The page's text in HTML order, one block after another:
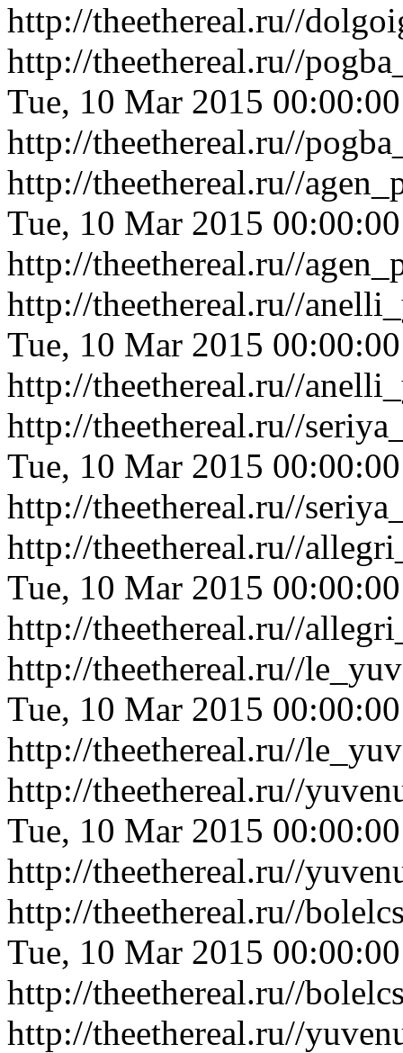
http://theethereal.ru//
http://theethereal.ru//
Tue, 10 Mar 2015
http://theethereal.ru//
http://theethereal.ru//
Tue, 10 Mar 2015
http://theethereal.ru//
http://theethereal.ru//
Tue, 10 Mar 2015
http://theethereal.ru//
http://theethereal.ru//
Tue, 10 Mar 2015
http://theethereal.ru//
http://theethereal.ru//
Tue, 10 Mar 2015
http://theethereal.ru//
http://theethereal.ru//
Tue, 10 Mar 2015
http://theethereal.ru//
http://theethereal.ru//
Tue, 10 Mar 2015
http://theethereal.ru//
http://theethereal.ru//
Tue, 10 Mar 2015
http://theethereal.ru//
http://theethereal.ru//